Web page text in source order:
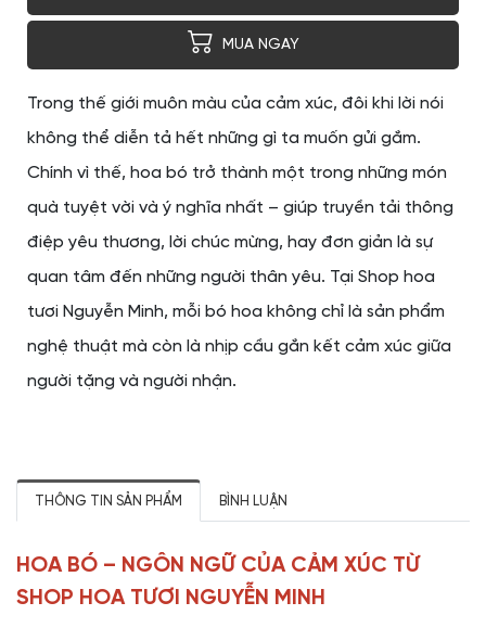
MUA NGAY
Trong thế giới muôn màu của cảm xúc, đôi khi lời nói
không thể diễn tả hết những gì ta muốn gửi gắm.
Chính vì thế, hoa bó trở thành một trong những món
quà tuyệt vời và ý nghĩa nhất – giúp truyền tải thông
điệp yêu thương, lời chúc mừng, hay đơn giản là sự
quan tâm đến những người thân yêu. Tại Shop hoa
tươi Nguyễn Minh, mỗi bó hoa không chỉ là sản phẩm
nghệ thuật mà còn là nhịp cầu gắn kết cảm xúc giữa
người tặng và người nhận.
THÔNG TIN SẢN PHẨM BÌNH LUẬN
HOA BÓ – NGÔN NGỮ CỦA CẢM XÚC TỪ
SHOP HOA TƯƠI NGUYỄN MINH